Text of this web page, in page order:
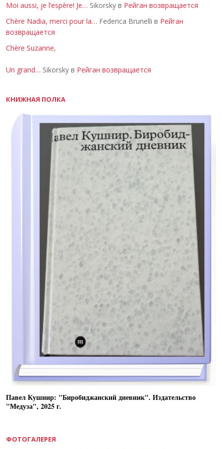
Moi aussi, je l’espère! Je… Sikorsky в Рейган возвращается
Chère Nadia, merci pour la… Federica Brunelli в Рейган
возвращается
Chère Suzanne,
Un grand… Sikorsky в Рейган возвращается
КНИЖНАЯ ПОЛКА
Павел Кушнир: "Биробиджанский дневник". Издательство
"Медуза", 2025 г.
ФОТОГАЛЕРЕЯ